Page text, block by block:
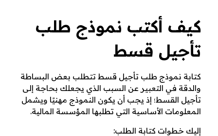
ل
ط
ب
ا
ع
كيف أكتب نموذج طلب
تأجيل قسط
كتابة نموذج طلب تأجيل قسط تتطلب بعض البساطة
والدقة في التعبير عن السبب الذي يجعلك بحاجة إلى
تأجيل القسط؛ إذ يجب أن يكون النموذج مهنيًا ويشمل
المعلومات الأساسية التي تطلبها المؤسسة المالية.
إليك خطوات كتابة الطلب: